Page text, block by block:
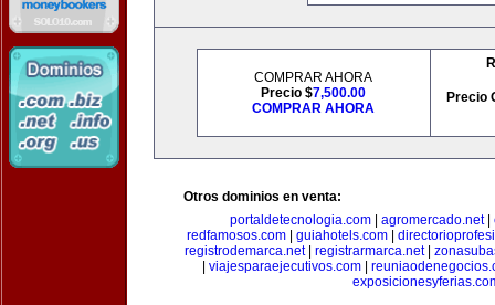
COMPRAR AHORA
Precio $7,500.00
COMPRAR AHORA
Precio
Otros dominios en venta:
portaldetecnologia.com
agromercado.net|
redfamosos.com| guiahotels.com|
registrodemarca.net| registrarmarca.net|
viajesparaejecutivos.com|